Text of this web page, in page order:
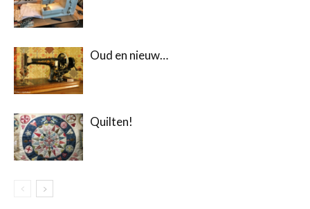
Oud en nieuw…
Quilten!